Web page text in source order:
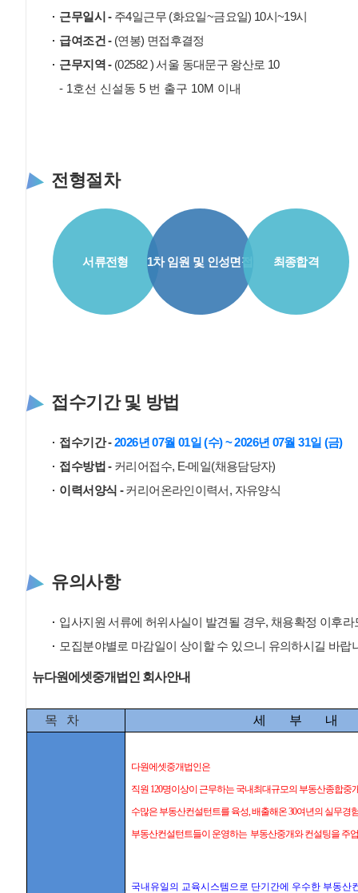
근무일시 - 주4일근무 (화요일~금요일) 10시~19시
급여조건 - (연봉) 면접후결정
근무지역 - (02582 ) 서울 동대문구 왕산로 10
- 1호선 신설동 5 번 출구 10M 이내
전형절차
서류전형 1차 임원 및 인성면접 최종합격
접수기간 및 방법
접수기간 -2026년 07월 01일 (수) ~ 2026년 07월 31일 (금)
접수방법 - 커리어접수, E-메일(채용담당자)
이력서양식 -커리어온라인이력서, 자유양식
유의사항
입사지원 서류에 허위사실이 발견될 경우, 채용확정 이후
모집분야별로 마감일이 상이할 수 있으니 유의하시길 바랍
뉴다원에셋중개법인 회사안내
목 차 세 부 내
다원에셋중개법인은
직원 120명이상이 근무하는 국내최대규모의 부동산종합중
수많은 부동산컨설턴트를 육성, 배출해온 30여년의 실무경
부동산컨설턴트들이 운영하는 부동산중개와 컨설팅을 주
국내유일의 교육시스템으로 단기간에 우수한부동산